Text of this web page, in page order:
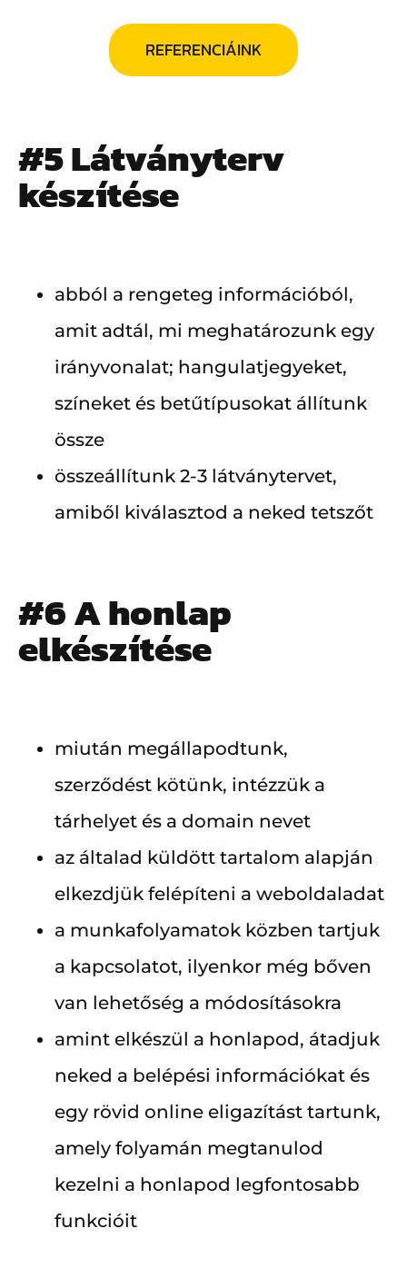
REFERENCIÁINK
#5 Látványterv
készítése
abból a rengeteg információból,
amit adtál, mi meghatározunk egy
irányvonalat; hangulatjegyeket,
színeket és betűtípusokat állítunk
össze
összeállítunk 2-3 látványtervet,
amiből kiválasztod a neked tetszőt
#6 A honlap
elkészítése
miután megállapodtunk,
szerződést kötünk, intézzük a
tárhelyet és a domain nevet
az általad küldött tartalom alapján
elkezdjük felépíteni a weboldaladat
a munkafolyamatok közben tartjuk
a kapcsolatot, ilyenkor még bőven
van lehetőség a módosításokra
amint elkészül a honlapod, átadjuk
neked a belépési információkat és
egy rövid online eligazítást tartunk,
amely folyamán megtanulod
kezelni a honlapod legfontosabb
funkcióit